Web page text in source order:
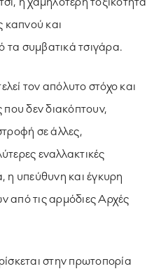
και
τα συμβατικά τσιγάρα.
τον απόλυτο στόχο και
που δεν διακόπτουν,
σε άλλες,
εναλλακτικές
η υπεύθυνη και έγκυρη
από τις αρμόδιες Αρχές
στην πρωτοπορία